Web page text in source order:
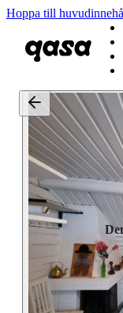
Hoppa till